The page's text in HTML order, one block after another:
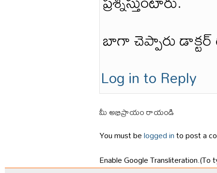
బాగా చెప్పారు డాక్టర్
Log in to Reply
మీ అభిప్రాయం రాయండి
You must belogged into post a
Enable Google